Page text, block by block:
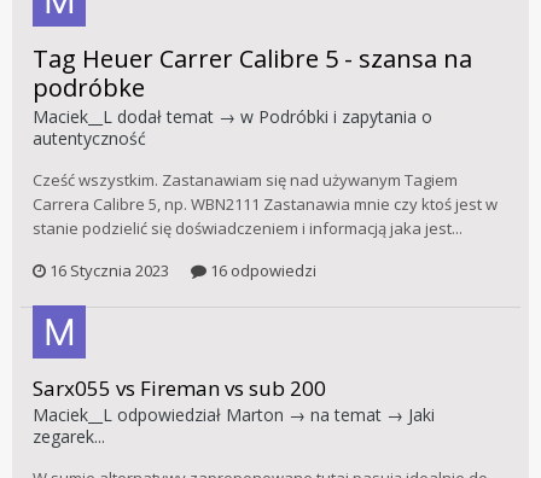
Tag Heuer Carrer Calibre 5 - szansa na
podróbke
Maciek__L dodał temat → w Podróbki i zapytania o
autentyczność
Cześć wszystkim. Zastanawiam się nad używanym Tagiem
Carrera Calibre 5, np. WBN2111 Zastanawia mnie czy ktoś jest w
stanie podzielić się doświadczeniem i informacją jaka jest...
16 Stycznia 2023
16 odpowiedzi
Sarx055 vs Fireman vs sub 200
Maciek__L odpowiedział Marton → na temat → Jaki
zegarek...